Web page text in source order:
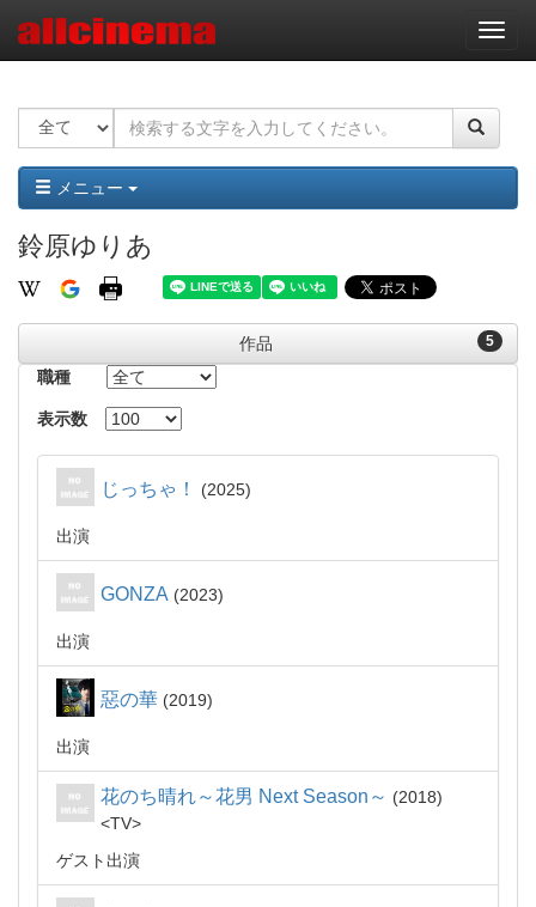
ナ
ビ
ー
ョ
ン
メニュー
鈴原ゆりあ
5
作品
職種
表示数
じっちゃ！ 2025
出演
GONZA 2023
出演
惡の華 2019
出演
花のち晴れ～花男 Next Season～
2018
TV
ゲスト出演